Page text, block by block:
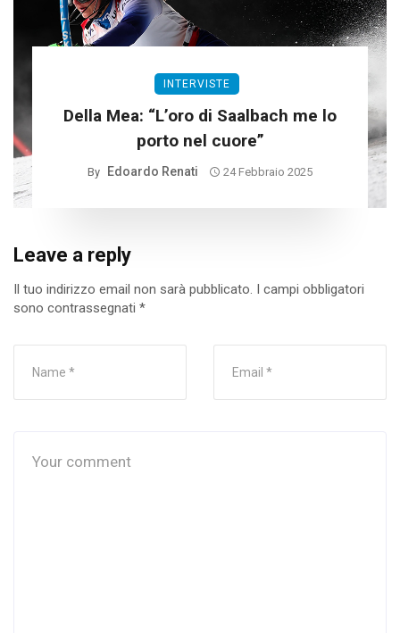
INTERVISTE
Della Mea: “L’oro di Saalbach me lo
porto nel cuore”
By Edoardo Renati 24 Febbraio 2025
Leave a reply
Il tuo indirizzo email non sarà pubblicato. I campi obbligatori
sono contrassegnati *